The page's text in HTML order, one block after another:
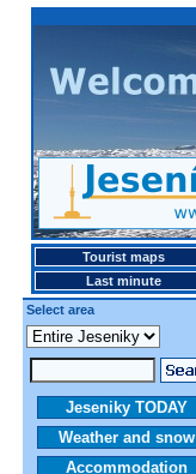
Tourist maps
Last minute
Select area
Jeseniky TODAY
Weather and snow
Accommodation